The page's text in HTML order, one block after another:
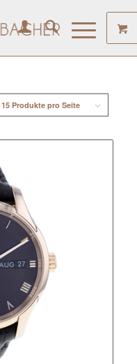
15 Produkte pro Seite